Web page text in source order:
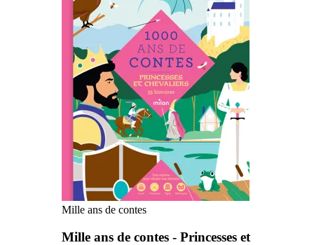
Mille ans de contes
Mille ans de contes - Princesses et